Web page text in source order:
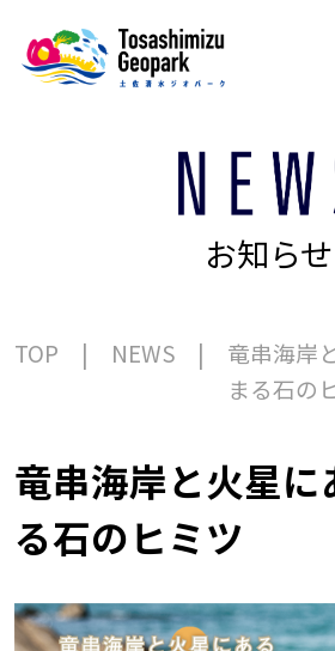
お知らせ
TOP NEWS
竜串海岸
まる石の
竜串海岸と火星に
る石のヒミツ